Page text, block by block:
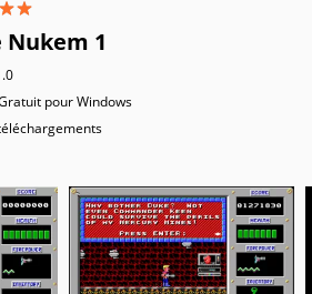
Nukem 1
pour Windows